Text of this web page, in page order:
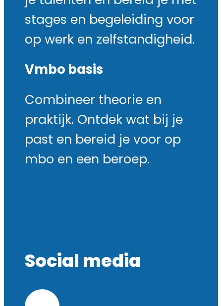
stages en begeleiding voor
op werk en zelfstandigheid.
Vmbo basis
Combineer theorie en
praktijk. Ontdek wat bij je
past en bereid je voor op
mbo en een beroep.
Social media